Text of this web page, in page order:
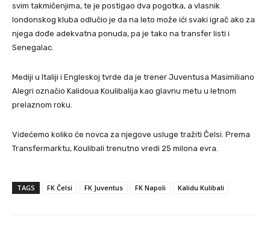
svim takmičenjima, te je postigao dva pogotka, a vlasnik
londonskog kluba odlučio je da na leto može ići svaki igrač ako za
njega dođe adekvatna ponuda, pa je tako na transfer listi i
Senegalac.
Mediji u Italiji i Engleskoj tvrde da je trener Juventusa Masimiliano
Alegri označio Kalidoua Koulibalija kao glavnu metu u letnom
prelaznom roku.
Videćemo koliko će novca za njegove usluge tražiti Čelsi. Prema
Transfermarktu, Koulibali trenutno vredi 25 milona evra.
TAGS FK Čelsi FK Juventus FK Napoli Kalidu Kulibali